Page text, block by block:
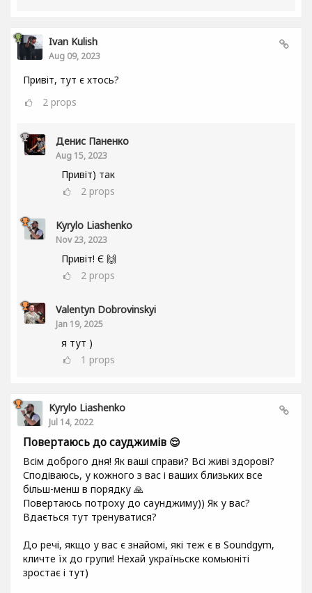
Ivan Kulish
Aug 09, 2023
Привіт, тут є хтось?
2 props
Денис Паненко
Aug 15, 2023
Привіт) так
2 props
Kyrylo Liashenko
Nov 23, 2023
Привіт! Є 🙌
2 props
Valentyn Dobrovinskyi
Jan 19, 2025
я тут )
1 props
Kyrylo Liashenko
Jul 14, 2022
Повертаюсь до сауджимів 😌
Всім доброго дня! Як ваші справи? Всі живі здорові?
Сподіваюсь, у кожного з вас і ваших близьких все
більш-менш в порядку 🙏
Повертаюсь потроху до саунджиму)) Як у вас?
Вдається тут тренуватися?
До речі, якщо у вас є знайомі, які теж є в Soundgym,
кличте їх до групи! Нехай україньске комьюніті
зростає і тут)